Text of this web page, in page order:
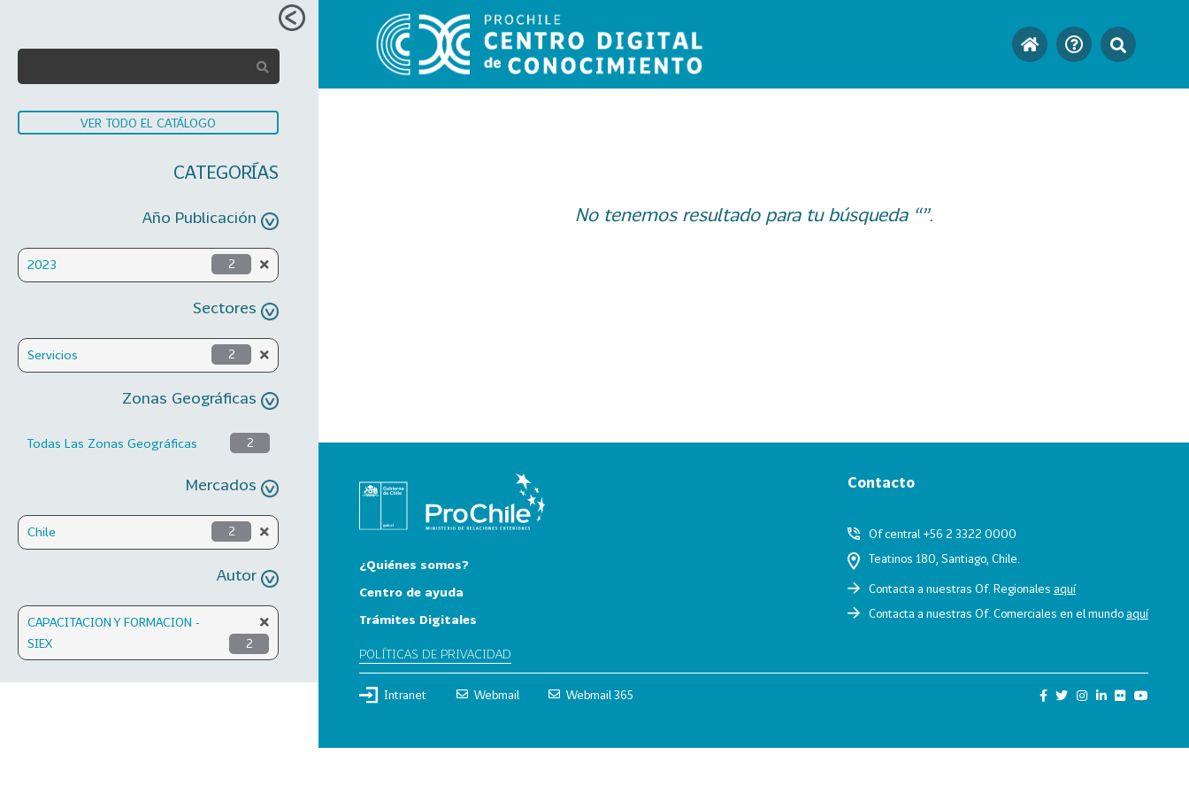
VER TODO EL CATÁLOGO
CATEGORÍAS
Año Publicación
2023 2
Sectores
Servicios 2
Zonas Geográficas
Todas Las Zonas Geográficas 2
Mercados
Chile 2
Autor
CAPACITACION Y FORMACION -
SIEX
2
No tenemos resultado para tu búsqueda “”.
¿Quiénes somos?
Centro de ayuda
Trámites Digitales
POLÍTICAS DE PRIVACIDAD
Contacto
Of central +56 2 3322 0000
Teatinos 180, Santiago, Chile.
Contacta a nuestras Of. Regionales aquí
Contacta a nuestras Of. Comerciales en el mundoaquí
Intranet Webmail Webmail 365